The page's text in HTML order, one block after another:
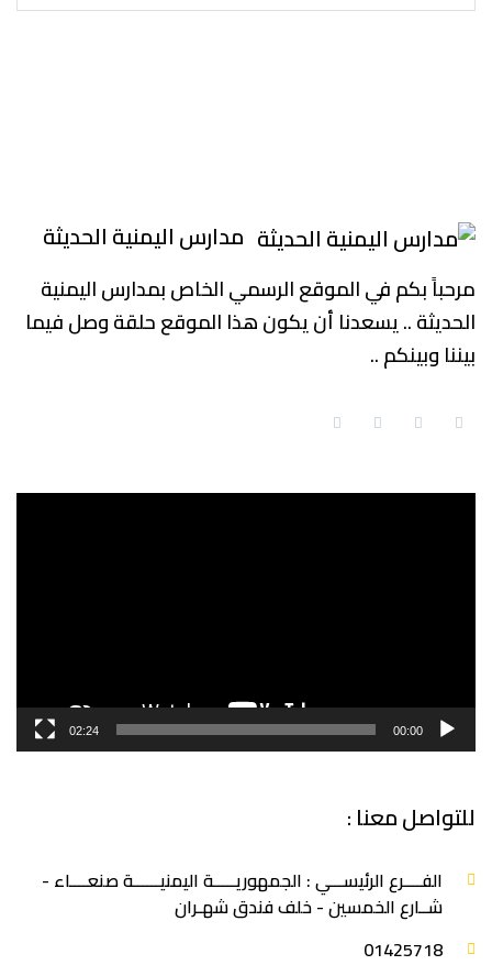
مدارس اليمنية الحديثة
مرحباً بكم في الموقع الرسمي الخاص بمدارس اليمنية
الحديثة .. يسعدنا أن يكون هذا الموقع حلقة وصل فيما
بيننا وبينكم ..
00:00
02:24
للتواصل معنا :
الفــــرع الرئيســـي : الجمهوريـــــة اليمنيــــــة صنعــــاء -
شــارع الخمسين - خلف فندق شهـران
‎01425718